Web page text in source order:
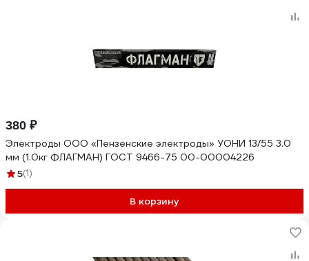
380 ₽
Электроды ООО «Пензенские электроды» УОНИ 13/55 3.0
мм (1.0кг ФЛАГМАН) ГОСТ 9466-75 00-00004226
5(1)
В корзину